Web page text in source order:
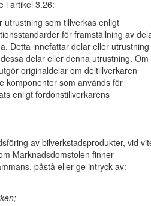
i artikel 3.26:
utrustning som tillverkas enligt
för framställning av
Detta innefattar delar eller utrustning
delar eller denna utrustning. Om
originaldelar om deltillverkaren
komponenter som används för
enligt fordonstillverkarens
av bilverkstadsprodukter, vid
Marknadsdomstolen finner
påstå eller ge intryck av: